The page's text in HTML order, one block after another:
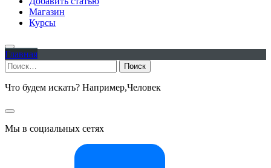
Магазин
Курсы
Главная
Найти:
Что будем искать? Например,Человек
Мы в социальных сетях